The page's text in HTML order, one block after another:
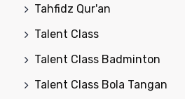
Tahfidz Qur'an
Talent Class
Talent Class Badminton
Talent Class Bola Tangan